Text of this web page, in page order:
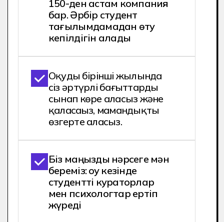
Мен істегім келеді!